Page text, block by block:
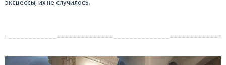
эксцессы, их не случилось.